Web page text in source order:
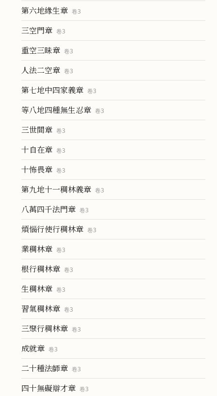
第六地緣生章 卷3
三空門章 卷3
重空三昧章 卷3
人法二空章 卷3
第七地中四家義章 卷3
等八地四種無生忍章 卷3
三世間章 卷3
十自在章 卷3
十怖畏章 卷3
第九地十一稠林義章 卷3
八萬四千法門章 卷3
煩惱行使行稠林章 卷3
業稠林章 卷3
根行稠林章 卷3
生稠林章 卷3
習氣稠林章 卷3
三聚行稠林章 卷3
成就章 卷3
二十種法師章 卷3
四十無礙辯才章 卷3